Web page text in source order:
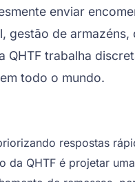
enviar
de
trabalha
todo o mundo.
respostas
QHTF é projetar